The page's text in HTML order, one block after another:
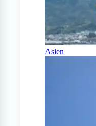
Asien